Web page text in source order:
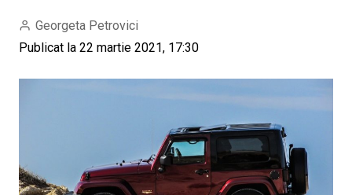
Georgeta Petrovici
Publicat la 22 martie 2021, 17:30